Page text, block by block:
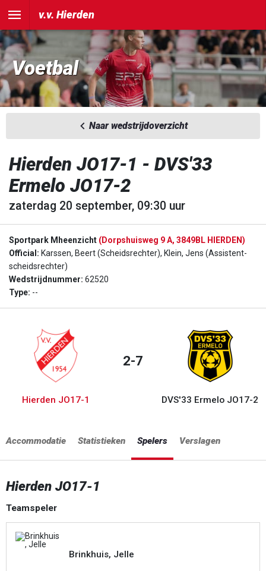
v.v. Hierden
Voetbal
Naar wedstrijdoverzicht
Hierden JO17-1 - DVS'33
Ermelo JO17-2
zaterdag 20 september, 09:30 uur
Sportpark Mheenzicht (Dorpshuisweg 9 A, 3849BL HIERDEN)
Official: Karssen, Beert (Scheidsrechter), Klein, Jens (Assistent-
scheidsrechter)
Wedstrijdnummer: 62520
Type: --
Hierden JO17-1
2-7
DVS'33 Ermelo JO17-2
Accommodatie Statistieken Spelers Verslagen
Hierden JO17-1
Teamspeler
Brinkhuis, Jelle